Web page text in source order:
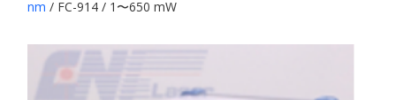
nm / FC-914 / 1〜650 mW